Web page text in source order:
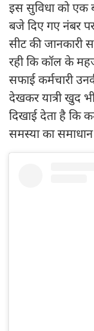
इस सुविधा को एक
बजे दिए गए नंबर
सीट की जानकारी
रही कि कॉल के
सफाई कर्मचारी
देखकर यात्री खुद
दिखाई देता है कि
समस्या का